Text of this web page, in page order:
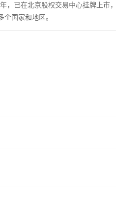
，已在北京股权交易中心挂牌上市
国家和地区。